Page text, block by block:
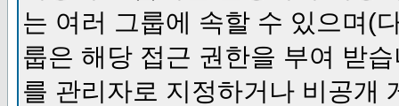
는 여러 그룹에 속할 수 있으며(
룹은 해당 접근 권한을 부여 받
를 관리자로 지정하거나 비공개